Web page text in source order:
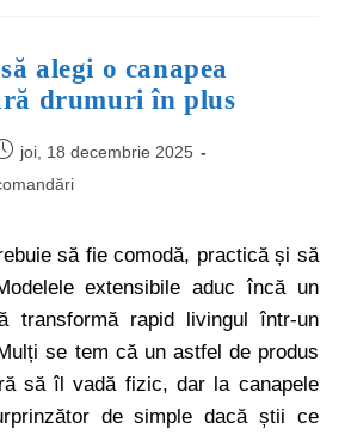
alegi o canapea
drumuri în plus
joi, 18 decembrie 2025
să fie comodă, practică și să
extensibile aduc încă un
transformă rapid livingul într-un
se tem că un astfel de produs
să îl vadă fizic, dar la canapele
de simple dacă știi ce